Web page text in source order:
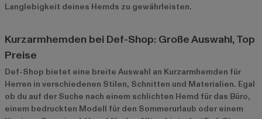
Langlebigkeit deines Hemds zu gewährleisten.
Kurzarmhemden bei Def-Shop: Große Auswahl, Top
Preise
Def-Shop bietet eine breite Auswahl an Kurzarmhemden für
Herren in verschiedenen Stilen, Schnitten und Materialien. Egal
ob du auf der Suche nach einem schlichten Hemd für das Büro,
einem bedruckten Modell für den Sommerurlaub oder einem